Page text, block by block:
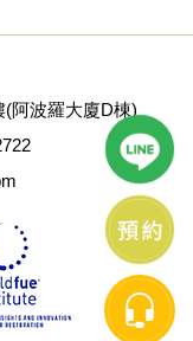
(阿波羅大廈D棟)